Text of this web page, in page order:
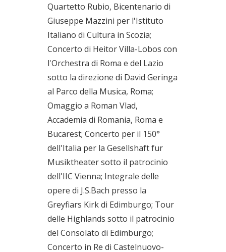
Quartetto Rubio, Bicentenario di
Giuseppe Mazzini per l'Istituto
Italiano di Cultura in Scozia;
Concerto di Heitor Villa-Lobos con
l'Orchestra di Roma e del Lazio
sotto la direzione di David Geringa
al Parco della Musica, Roma;
Omaggio a Roman Vlad,
Accademia di Romania, Roma e
Bucarest; Concerto per il 150°
dell'Italia per la Gesellshaft fur
Musiktheater sotto il patrocinio
dell'IIC Vienna; Integrale delle
opere di J.S.Bach presso la
Greyfiars Kirk di Edimburgo; Tour
delle Highlands sotto il patrocinio
del Consolato di Edimburgo;
Concerto in Re di Castelnuovo-